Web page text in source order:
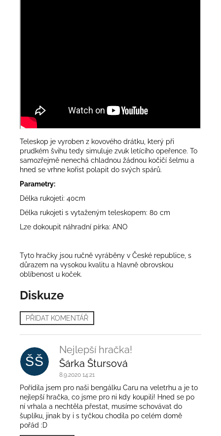
Teleskop je vyroben z kovového drátku, který při
prudkém švihu tedy simuluje zvuk letícího opeřence. To
samozřejmě nenechá chladnou žádnou kočičí šelmu a
hned se vrhne kořist polapit do svých spárů.
Parametry:
Délka rukojeti: 40cm
Délka rukojeti s vytaženým teleskopem: 80 cm
Lze dokoupit náhradní pírka: ANO
Tyto hračky jsou ručně vyráběny v České republice, s
důrazem na vysokou kvalitu a hlavně obrovskou
oblíbenost u koček.
Diskuze
PŘIDAT KOMENTÁŘ
p
i
s
d
i
s
k
u
ŠŠ
Nejlepší hračka!
Šárka Štursová
8.9.2020 14:21
Pořídila jsem pro naši bengálku Caru na veletrhu a je to
nejlepší hračka, co jsme pro ni kdy koupili! Hned se po
ní vrhala a nechtěla přestat, musíme schovávat do
šuplíku, jinak by i s tyčkou chodila po celém domě
pořád :D